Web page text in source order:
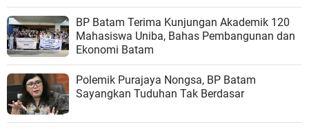
BP Batam Terima Kunjungan Akademik 120
Mahasiswa Uniba, Bahas Pembangunan dan
Ekonomi Batam
Polemik Purajaya Nongsa, BP Batam
Sayangkan Tuduhan Tak Berdasar